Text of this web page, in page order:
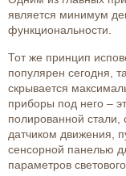
является минимум
функциональности.
Тот же принцип
популярен сегодня,
скрывается
приборы под него –
полированной стали,
датчиком движения,
сенсорной панелью
параметров светового